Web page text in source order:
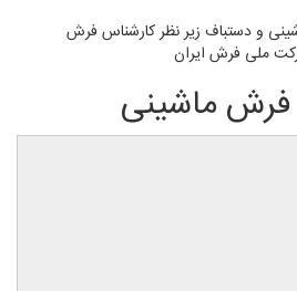
و دستباف زیر نظر کارشناس فرش
ملی فرش ایران